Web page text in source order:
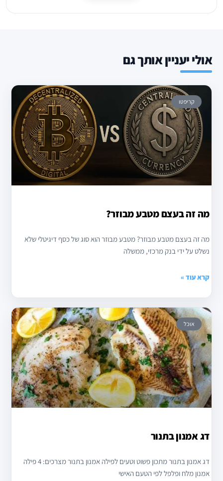
אולי יעניין אותך גם
קריפטו
מה זה בעצם מטבע מבוזר?
מה זה בעצם מטבע מבוזר? מטבע מבוזר הוא סוג של כסף דיגיטלי שלא
נשלט על ידי בנק מרכזי, ממשלה
קרא עוד »
אוכל
דג אמנון בתנור
דג אמנון בתנור מתכון פשוט וטעים לפילה אמנון בתנור מצרכים: 4 פילה
אמנון מלח ופלפל לפי הטעם האישי